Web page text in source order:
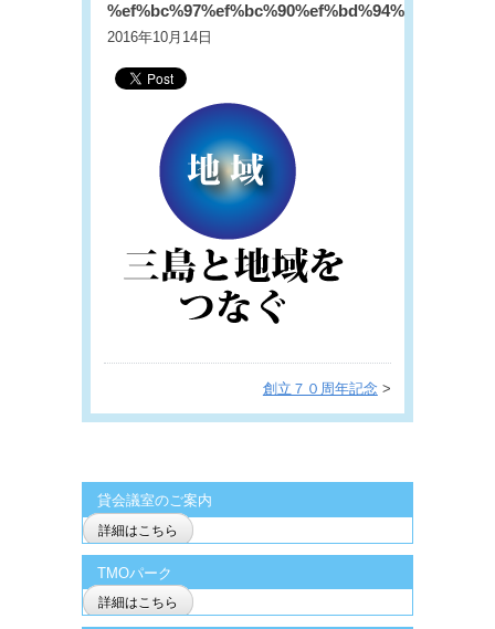
2016年10月14日
創立７０周年記念 >
貸会議室のご案内
詳細はこちら
TMOパーク
詳細はこちら